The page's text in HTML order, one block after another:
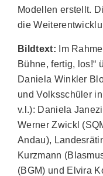
Modellen erstellt.
die
Bildtext:
Im
Bühne, fertig, los!“
Daniela Winkler
und Volksschüler
v.l.): Daniela
Werner Zwickl
Andau),
Kurzmann
(BGM) und Elvira